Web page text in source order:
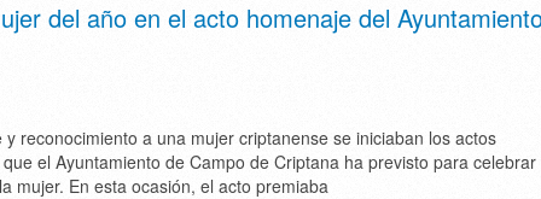
del año en el acto homenaje del
y reconocimiento a una mujer criptanense se iniciaban los actos
el Ayuntamiento de Campo de Criptana ha previsto para
mujer. En esta ocasión, el acto premiaba